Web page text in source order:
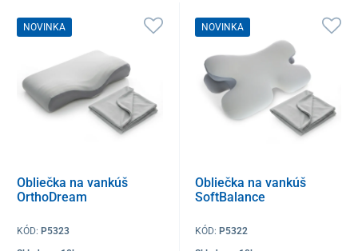
NOVINKA
Obliečka na vankúš
OrthoDream
KÓD: P5323
NOVINKA
Obliečka na vankúš
SoftBalance
KÓD:P5322